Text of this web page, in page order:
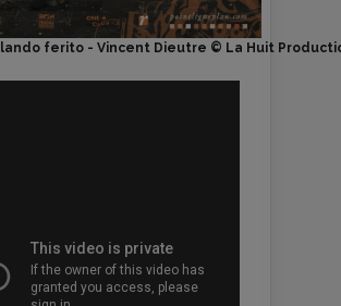
ferito - Vincent Dieutre © La Huit